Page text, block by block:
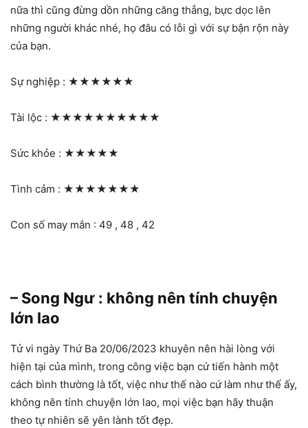
nữa thì cũng đừng dồn những căng thẳng, bực dọc lên
những người khác nhé, họ đâu có lỗi gì với sự bận rộn này
của bạn.
Sự nghiệp : ★★★★★★
Tài lộc : ★★★★★★★★★★
Sức khỏe : ★★★★★
Tình cảm : ★★★★★★★
Con số may mắn : 49 , 48 , 42
– Song Ngư : không nên tính chuyện
lớn lao
Tử vi ngày Thứ Ba 20/06/2023 khuyên nên hài lòng với
hiện tại của mình, trong công việc bạn cứ tiến hành một
cách bình thường là tốt, việc như thế nào cứ làm như thế ấy,
không nên tính chuyện lớn lao, mọi việc bạn hãy thuận
theo tự nhiên sẽ yên lành tốt đẹp.